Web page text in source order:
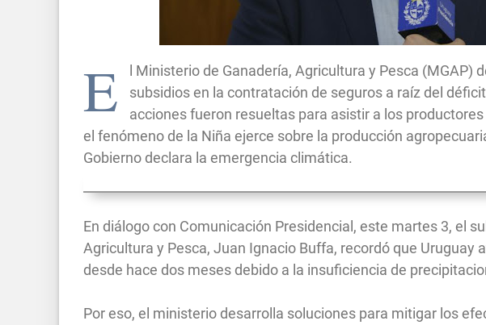
E
l Ministerio de Ganadería, Agricultura y Pesca (MGAP)
subsidios en la contratación de seguros a raíz del
acciones fueron resueltas para asistir a los
el fenómeno de la Niña ejerce sobre la producción
Gobierno declara la emergencia climática.
En diálogo con Comunicación Presidencial, este martes 3, el
Agricultura y Pesca, Juan Ignacio Buffa, recordó que Uruguay
desde hace dos meses debido a la insuficiencia de
Por eso, el ministerio desarrolla soluciones para mitigar los